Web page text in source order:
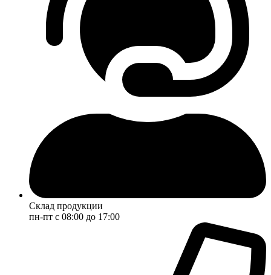
Склад продукции
пн-пт с 08:00 до 17:00